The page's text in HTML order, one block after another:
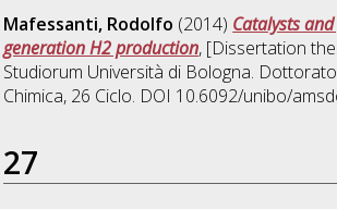
Mafessanti, Rodolfo (2014) Catalysts
generation H2 production, [Dissertation
Studiorum Università di Bologna.
Chimica, 26 Ciclo. DOI 10.6092/unibo/
27